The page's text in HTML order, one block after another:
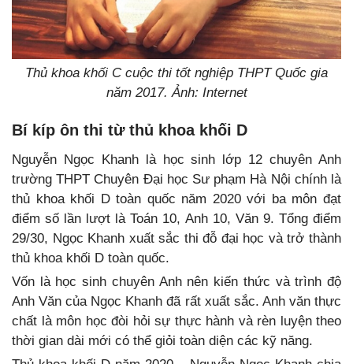
Thủ khoa khối C cuộc thi tốt nghiệp THPT Quốc gia
năm 2017. Ảnh: Internet
Bí kíp ôn thi từ thủ khoa khối D
Nguyễn Ngọc Khanh là học sinh lớp 12 chuyên Anh
trường THPT Chuyên Đại học Sư phạm Hà Nội chính là
thủ khoa khối D toàn quốc năm 2020 với ba môn đạt
điểm số lần lượt là Toán 10, Anh 10, Văn 9. Tổng điểm
29/30, Ngọc Khanh xuất sắc thi đỗ đại học và trở thành
thủ khoa khối D toàn quốc.
Vốn là học sinh chuyên Anh nên kiến thức và trình độ
Anh Văn của Ngọc Khanh đã rất xuất sắc. Anh văn thực
chất là môn học đòi hỏi sự thực hành và rèn luyện theo
thời gian dài mới có thể giỏi toàn diện các kỹ năng.